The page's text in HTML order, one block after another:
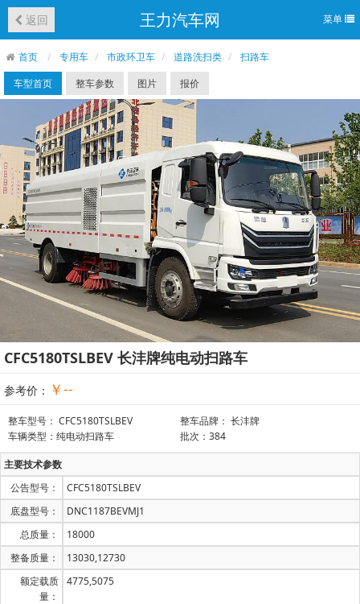
返回 王力汽车网 菜单
首页 专用车 市政环卫车 道路洗扫类
扫路车
车型首页
整车参数 图片 报价
CFC5180TSLBEV 长沣牌纯电动扫路车
参考价： ￥--
整车型号： CFC5180TSLBEV
整车品牌： 长沣牌
车辆类型：纯电动扫路车
批次：384
主要技术参数
公告型号：
CFC5180TSLBEV
底盘型号：
DNC1187BEVMJ1
总质量：
18000
整备质量：
13030,12730
额定载质
量：
4775,5075